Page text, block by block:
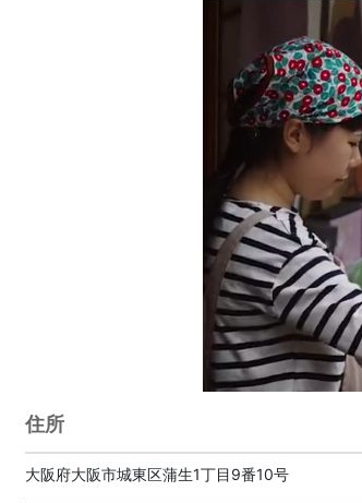
住所
大阪府大阪市城東区蒲生1丁目9番10号